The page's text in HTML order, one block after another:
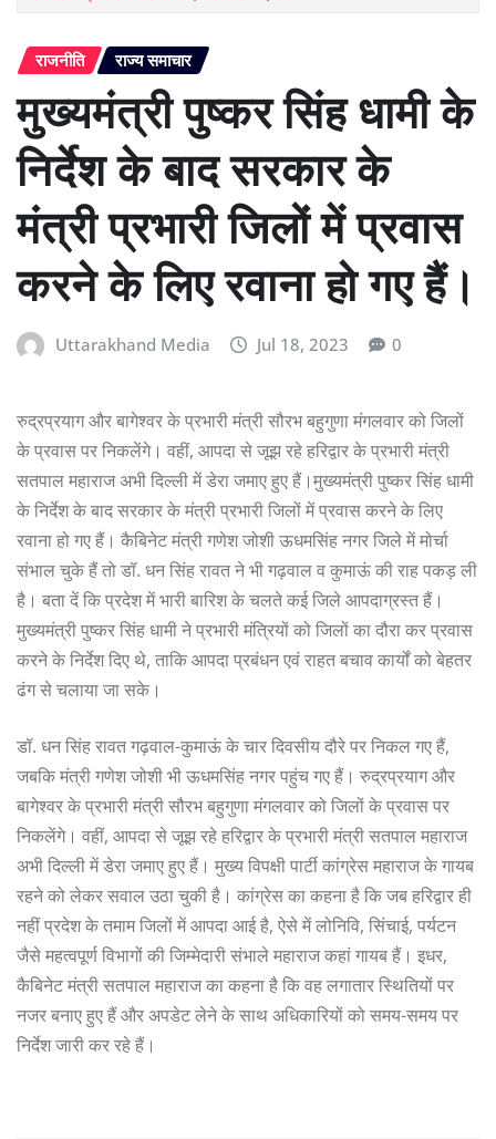
राजनीति राज्य समाचार
मुख्यमंत्री पुष्कर सिंह धामी के
निर्देश के बाद सरकार के
मंत्री प्रभारी जिलों में प्रवास
करने के लिए रवाना हो गए हैं।
Uttarakhand Media Jul 18, 2023 0
रुद्रप्रयाग और बागेश्वर के प्रभारी मंत्री सौरभ बहुगुणा मंगलवार को जिलों
के प्रवास पर निकलेंगे। वहीं, आपदा से जूझ रहे हरिद्वार के प्रभारी मंत्री
सतपाल महाराज अभी दिल्ली में डेरा जमाए हुए हैं।मुख्यमंत्री पुष्कर सिंह धामी
के निर्देश के बाद सरकार के मंत्री प्रभारी जिलों में प्रवास करने के लिए
रवाना हो गए हैं। कैबिनेट मंत्री गणेश जोशी ऊधमसिंह नगर जिले में मोर्चा
संभाल चुके हैं तो डॉ. धन सिंह रावत ने भी गढ़वाल व कुमाऊं की राह पकड़ ली
है। बता दें कि प्रदेश में भारी बारिश के चलते कई जिले आपदाग्रस्त हैं।
मुख्यमंत्री पुष्कर सिंह धामी ने प्रभारी मंत्रियों को जिलों का दौरा कर प्रवास
करने के निर्देश दिए थे, ताकि आपदा प्रबंधन एवं राहत बचाव कार्यों को बेहतर
ढंग से चलाया जा सके।
डॉ. धन सिंह रावत गढ़वाल-कुमाऊं के चार दिवसीय दौरे पर निकल गए हैं,
जबकि मंत्री गणेश जोशी भी ऊधमसिंह नगर पहुंच गए हैं। रुद्रप्रयाग और
बागेश्वर के प्रभारी मंत्री सौरभ बहुगुणा मंगलवार को जिलों के प्रवास पर
निकलेंगे। वहीं, आपदा से जूझ रहे हरिद्वार के प्रभारी मंत्री सतपाल महाराज
अभी दिल्ली में डेरा जमाए हुए हैं। मुख्य विपक्षी पार्टी कांग्रेस महाराज के गायब
रहने को लेकर सवाल उठा चुकी है। कांग्रेस का कहना है कि जब हरिद्वार ही
नहीं प्रदेश के तमाम जिलों में आपदा आई है, ऐसे में लोनिवि, सिंचाई, पर्यटन
जैसे महत्वपूर्ण विभागों की जिम्मेदारी संभाले महाराज कहां गायब हैं। इधर,
कैबिनेट मंत्री सतपाल महाराज का कहना है कि वह लगातार स्थितियों पर
नजर बनाए हुए हैं और अपडेट लेने के साथ अधिकारियों को समय-समय पर
निर्देश जारी कर रहे हैं।